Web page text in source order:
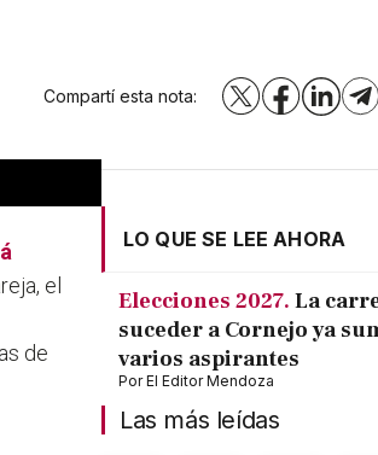
Compartí esta nota: X Facebook
el
de
LO QUE SE LEE AHORA
Elecciones 2027. La
suceder a Cornejo ya
varios aspirantes
PorEl Editor Mendoza
Las más leídas